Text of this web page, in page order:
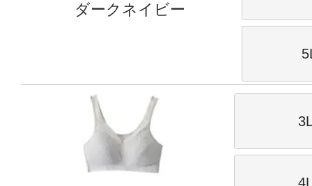
ダークネイビー